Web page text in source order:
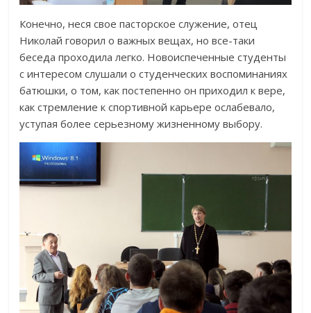
Конечно, неся свое пасторское служение, отец
Николай говорил о важных вещах, но все-таки
беседа проходила легко. Новоиспеченные студенты
с интересом слушали о студенческих воспоминаниях
батюшки, о том, как постепенно он приходил к вере,
как стремление к спортивной карьере ослабевало,
уступая более серьезному жизненному выбору.